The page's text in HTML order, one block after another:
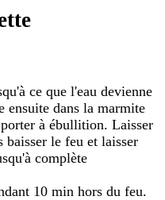
ce que l'eau devienne
ensuite dans la marmite
à ébullition. Laisser
le feu et laisser
complète
10 min hors du feu.